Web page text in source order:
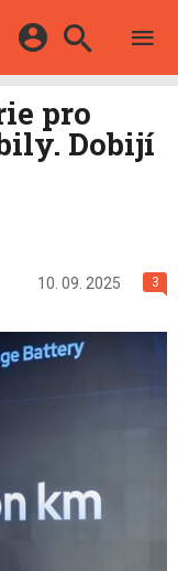
pro
Dobijí
10. 09. 2025 3